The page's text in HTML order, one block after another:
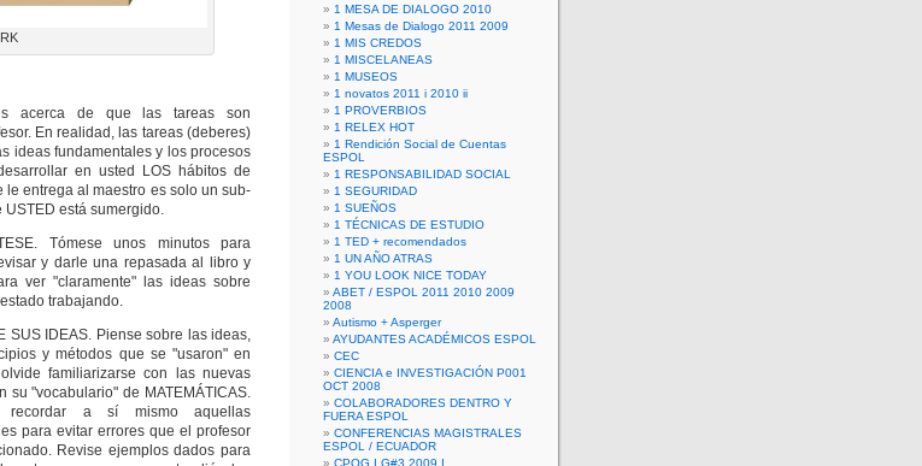
acerca de que las tareas son
En realidad, las tareas (deberes)
ideas fundamentales y los procesos
en usted LOS hábitos de
entrega al maestro es solo un sub-
está sumergido.
Tómese unos minutos para
y darle una repasada al libro y
ver "claramente" las ideas sobre
trabajando.
SUS IDEAS. Piense sobre las ideas,
y métodos que se "usaron" en
familiarizarse con las nuevas
su "vocabulario" de MATEMÁTICAS.
recordar a sí mismo aquellas
para evitar errores que el profesor
Revise ejemplos dados para
1 MESA DE DIALOGO 2010
1 Mesas de Dialogo 2011 2009
1 MIS CREDOS
1 MISCELANEAS
1 MUSEOS
1 novatos 2011 i 2010 ii
1 PROVERBIOS
1 RELEX HOT
1 Rendición Social de Cuentas
ESPOL
1 RESPONSABILIDAD SOCIAL
1 SEGURIDAD
1 SUEÑOS
1 TÉCNICAS DE ESTUDIO
1 TED + recomendados
1 UN AÑO ATRAS
1 YOU LOOK NICE TODAY
ABET / ESPOL 2011 2010 2009
2008
Autismo + Asperger
AYUDANTES ACADÉMICOS ESPOL
CEC
CIENCIA e INVESTIGACIÓN P001
OCT 2008
COLABORADORES DENTRO Y
FUERA ESPOL
CONFERENCIAS MAGISTRALES
ESPOL / ECUADOR
CPQG I G#3 2009 I